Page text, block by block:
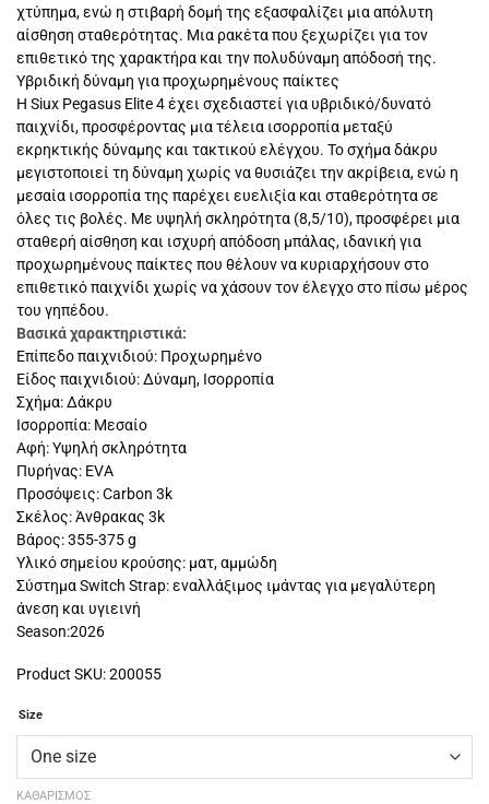
χτύπημα, ενώ η στιβαρή δομή της εξασφαλίζει μια απόλυτη
αίσθηση σταθερότητας. Μια ρακέτα που ξεχωρίζει για τον
επιθετικό της χαρακτήρα και την πολυδύναμη απόδοσή της.
Υβριδική δύναμη για προχωρημένους παίκτες
Η Siux Pegasus Elite 4 έχει σχεδιαστεί για υβριδικό/δυνατό
παιχνίδι, προσφέροντας μια τέλεια ισορροπία μεταξύ
εκρηκτικής δύναμης και τακτικού ελέγχου. Το σχήμα δάκρυ
μεγιστοποιεί τη δύναμη χωρίς να θυσιάζει την ακρίβεια, ενώ η
μεσαία ισορροπία της παρέχει ευελιξία και σταθερότητα σε
όλες τις βολές. Με υψηλή σκληρότητα (8,5/10), προσφέρει μια
σταθερή αίσθηση και ισχυρή απόδοση μπάλας, ιδανική για
προχωρημένους παίκτες που θέλουν να κυριαρχήσουν στο
επιθετικό παιχνίδι χωρίς να χάσουν τον έλεγχο στο πίσω μέρος
του γηπέδου.
Βασικά χαρακτηριστικά:
Επίπεδο παιχνιδιού: Προχωρημένο
Είδος παιχνιδιού: Δύναμη, Ισορροπία
Σχήμα: Δάκρυ
Ισορροπία: Μεσαίο
Αφή: Υψηλή σκληρότητα
Πυρήνας: EVA
Προσόψεις: Carbon 3k
Σκέλος: Άνθρακας 3k
Βάρος: 355-375 g
Υλικό σημείου κρούσης: ματ, αμμώδη
Σύστημα Switch Strap: εναλλάξιμος ιμάντας για μεγαλύτερη
άνεση και υγιεινή
Season:2026
Product SKU: 200055
Size
ΚΑΘΑΡΙΣΜΌΣ